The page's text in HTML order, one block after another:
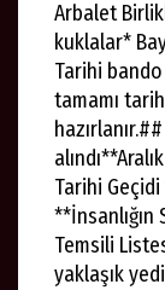
Arbalet
kuklalar*
Tarihi
tamamı
Tarihi Geçidi
Temsili
yaklaşık